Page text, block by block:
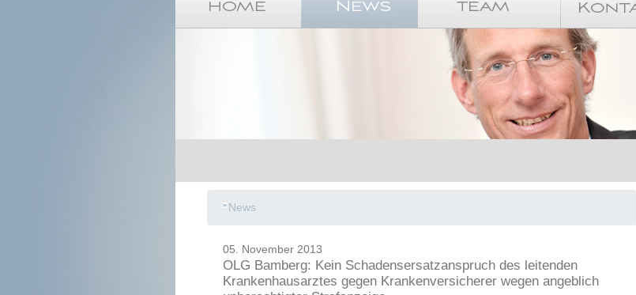
News
05. November 2013
OLG Bamberg: Kein Schadensersatzanspruch des leitenden
Krankenhausarztes gegen Krankenversicherer wegen angeblich